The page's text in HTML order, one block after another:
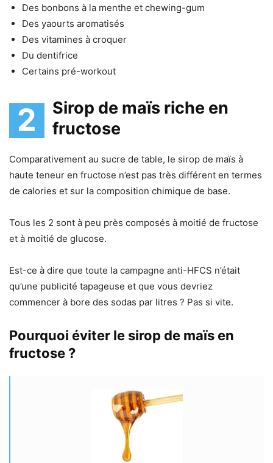
Des bonbons à la menthe et chewing-gum
Des yaourts aromatisés
Des vitamines à croquer
Du dentifrice
Certains pré-workout
2
Sirop de maïs riche en
fructose
Comparativement au sucre de table, le sirop de maïs à
haute teneur en fructose n’est pas très différent en termes
de calories et sur la composition chimique de base.
Tous les 2 sont à peu près composés à moitié de fructose
et à moitié de glucose.
Est-ce à dire que toute la campagne anti-HFCS n’était
qu’une publicité tapageuse et que vous devriez
commencer à bore des sodas par litres ? Pas si vite.
Pourquoi éviter le sirop de maïs en
fructose ?